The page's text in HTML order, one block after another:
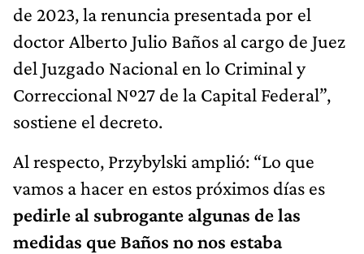
de 2023, la renuncia presentada por el
doctor Alberto Julio Baños al cargo de Juez
del Juzgado Nacional en lo Criminal y
Correccional Nº27 de la Capital Federal”,
sostiene el decreto.
Al respecto, Przybylski amplió: “Lo que
vamos a hacer en estos próximos días es
pedirle al subrogante algunas de las
medidas que Baños no nos estaba